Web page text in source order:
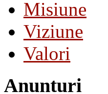
Misiune
Viziune
Valori
Anunturi